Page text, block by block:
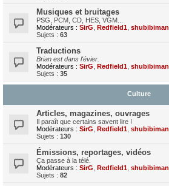
Musiques et bruitages
PSG, PCM, CD, HES, VGM...
Modérateurs : SirG Redfield1 shubibiman
Sujets : 63
Traductions
Brian est dans l'évier.
Modérateurs : SirG Redfield1 shubibiman
Sujets : 35
Culture
Articles, magazines, ouvrages
Il paraît que certains savent lire !
Modérateurs : SirG Redfield1 shubibiman
Sujets : 130
Émissions, reportages, vidéos
Ça passe à la télé.
Modérateurs : SirG Redfield1 shubibiman
Sujets : 82